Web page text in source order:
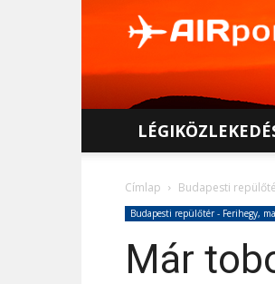
Címlap Budapesti
Budapesti repülőtér - Ferihegy,
Már